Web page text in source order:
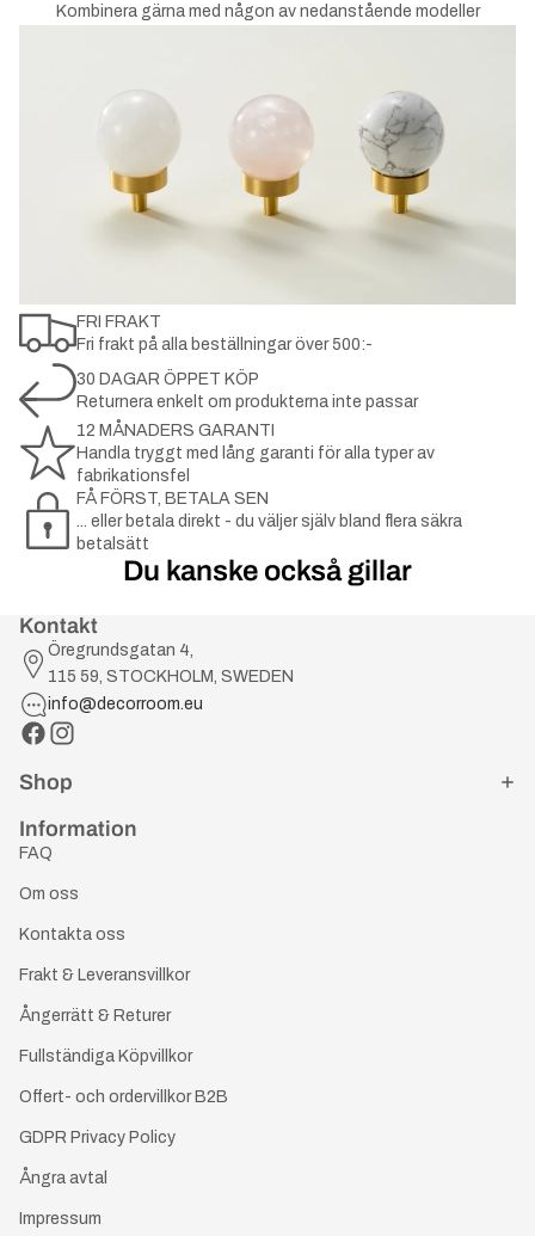
Kombinera gärna med någon av nedanstående modeller
FRI FRAKT
Fri frakt på alla beställningar över 500:-
30 DAGAR ÖPPET KÖP
Returnera enkelt om produkterna inte passar
12 MÅNADERS GARANTI
Handla tryggt med lång garanti för alla typer av
fabrikationsfel
FÅ FÖRST, BETALA SEN
... eller betala direkt - du väljer själv bland flera säkra
betalsätt
Du kanske också gillar
Kontakt
Öregrundsgatan 4,
115 59, STOCKHOLM, SWEDEN
info@decorroom.eu
Shop
Information
FAQ
Om oss
Kontakta oss
Frakt & Leveransvillkor
Ångerrätt & Returer
Fullständiga Köpvillkor
Offert- och ordervillkor B2B
GDPR Privacy Policy
Ångra avtal
Impressum